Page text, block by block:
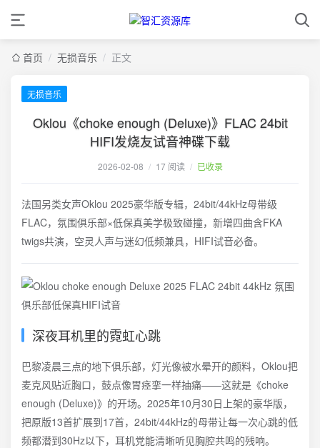
首页 / 无损音乐 / 正文
无损音乐
Oklou《choke enough (Deluxe)》FLAC 24bit
HIFI发烧友试音神碟下载
2026-02-08 / 17 阅读 / 已收录
法国另类女声Oklou 2025豪华版专辑，24bit/44kHz母带级
FLAC，氛围俱乐部×低保真美学极致碰撞，新增四曲含FKA
twigs共演，空灵人声与迷幻低频兼具，HIFI试音必备。
深夜耳机里的霓虹心跳
巴黎凌晨三点的地下俱乐部，灯光像被水晕开的颜料，Oklou把
麦克风贴近胸口，鼓点像胃痉挛一样抽痛——这就是《choke
enough (Deluxe)》的开场。2025年10月30日上架的豪华版，
把原版13首扩展到17首，24bit/44kHz的母带让每一次心跳的低
频都潜到30Hz以下，耳机党能清晰听见胸腔共鸣的残响。